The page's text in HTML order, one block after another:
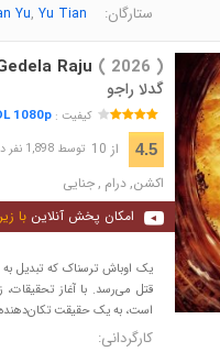
ستارگان: Yu, Yu Tian
Raju ( 2026 )
گدلا راجو
کیفیت :1080p
4.5 از 10 توسط 1,898 نفر در
اکشن,درام ,جنایی
امکان پخش آنلاین با
یک اوباش ترسناک که تبدیل
قتل می‌رسد. با آغاز
است، به یک حقیقت
کارگردانی: